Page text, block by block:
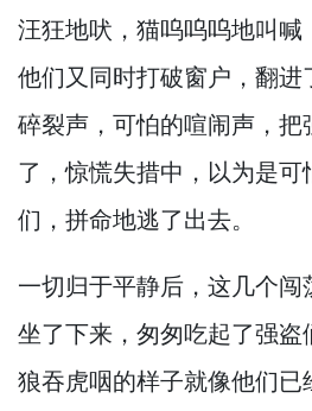
汪狂地吠， 猫呜呜呜地叫喊
他们又同时打破窗户， 翻进
碎裂声， 可怕的喧闹声， 把
了，惊慌失措中， 以为是可
们， 拼命地逃了出去。
一切归于平静后， 这几个闯
坐了下来， 匆匆吃起了强盗
狼吞虎咽的样子就像他们